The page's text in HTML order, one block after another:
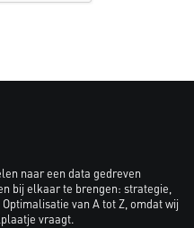
naar een data gedreven
bij elkaar te brengen: strategie,
van A tot Z, omdat wij
vraagt.